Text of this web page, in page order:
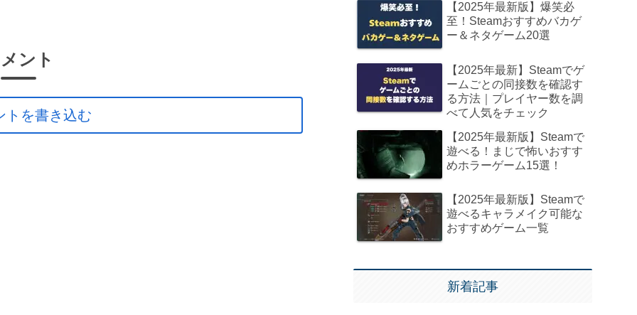
ント
トを書き込む
【2025年最新版】爆笑必
至！Steamおすすめバカゲ
ー＆ネタゲーム20選
【2025年最新】Steamでゲ
ームごとの同接数を確認す
る方法｜プレイヤー数を調
べて人気をチェック
【2025年最新版】Steamで
遊べる！まじで怖いおすす
めホラーゲーム15選！
【2025年最新版】Steamで
遊べるキャラメイク可能な
おすすめゲーム一覧
新着記事